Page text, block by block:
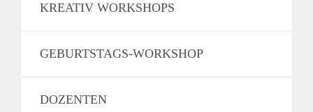
KREATIV WORKSHOPS
GEBURTSTAGS-WORKSHOP
DOZENTEN